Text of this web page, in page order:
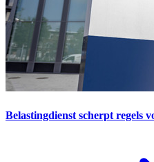
Belastingdienst scherpt regels